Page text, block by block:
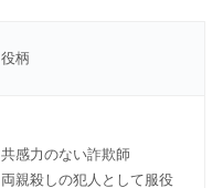
役柄
共感力のない詐欺師
両親殺しの犯人として服役